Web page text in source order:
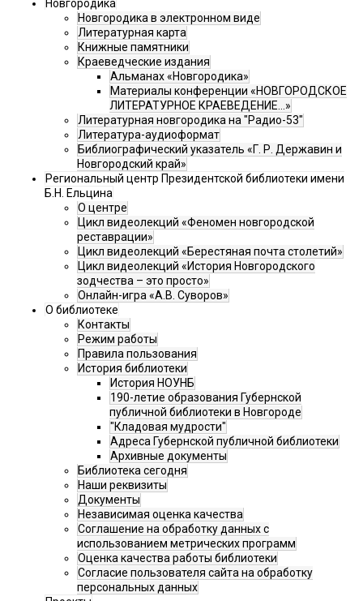
Новгородика
Новгородика в электронном виде
Литературная карта
Книжные памятники
Краеведческие издания
Альманах «Новгородика»
Материалы конференции «НОВГОРОДСКОЕ
ЛИТЕРАТУРНОЕ КРАЕВЕДЕНИЕ...»
Литературная новгородика на "Радио-53"
Литература-аудиоформат
Библиографический указатель «Г. Р. Державин и
Новгородский край»
Региональный центр Президентской библиотеки имени
Б.Н. Ельцина
О центре
Цикл видеолекций «Феномен новгородской
реставрации»
Цикл видеолекций «Берестяная почта столетий»
Цикл видеолекций «История Новгородского
зодчества – это просто»
Онлайн-игра «А.В. Суворов»
О библиотеке
Контакты
Режим работы
Правила пользования
История библиотеки
История НОУНБ
190-летие образования Губернской
публичной библиотеки в Новгороде
"Кладовая мудрости"
Адреса Губернской публичной библиотеки
Архивные документы
Библиотека сегодня
Наши реквизиты
Документы
Независимая оценка качества
Соглашение на обработку данных с
использованием метрических программ
Оценка качества работы библиотеки
Согласие пользователя сайта на обработку
персональных данных